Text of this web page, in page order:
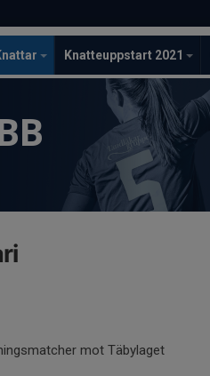
Knatteuppstart 2021
mot Täbylaget